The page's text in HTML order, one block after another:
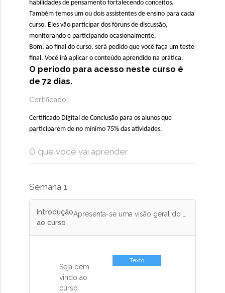
habilidades de pensamento fortalecendo conceitos.
Também temos um ou dois assistentes de ensino para cada
curso. Eles vão participar dos fóruns de discussão,
monitorando e participando ocasionalmente.
Bom, ao final do curso, será pedido que você faça um teste
final. Você irá aplicar o conteúdo aprendido na prática.
O período para acesso neste curso é
de 72 dias.
Certificado
Certificado Digital de Conclusão para os alunos que
participarem de no mínimo 75% das atividades.
O que você vai aprender
Semana 1
Introdução
ao curso
Apresenta-se uma visão geral do curso, das avaliações e da metodologia, ao mesmo tempo que o aluno se apresenta.
Seja bem
vindo ao
curso
Texto